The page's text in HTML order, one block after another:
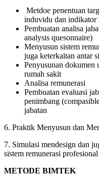
Metdoe penentuan
induvidu dan indikator
Pembuatan analisa
analysis quesonnaire)
Menyusun sistem
juga keterkaitan antar
Penyusunan dokumen
rumah sakit
Analisa remunerasi
Pembuatan evaluasi
penimbang
jabatan
6. Praktik Menyusun dan
7. Simulasi mendesign dan
sistem remunerasi
METODE BIMTEK